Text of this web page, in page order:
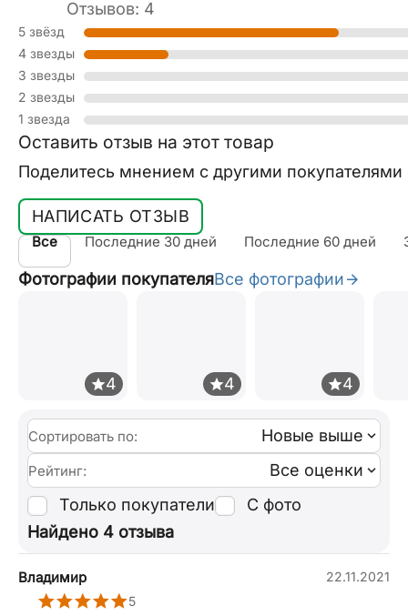
Отзывов: 4
5 звёзд
4 звезды
3 звезды
2 звезды
1 звезда
Оставить отзыв на этот товар
Поделитесь мнением с другими покупателями
НАПИСАТЬ ОТЗЫВ
Все Последние 30 дней Последние 60 дней
Фотографии покупателяВсе фотографии
Сортировать по: Новые выше
Рейтинг:
Все оценки
Только покупатели
С фото
Найдено 4 отзыва
Владимир
22.11.2021
5